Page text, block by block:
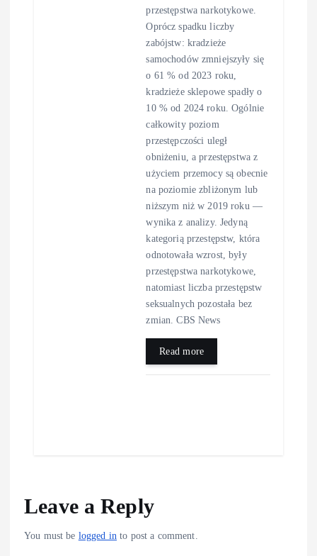
przestępstwa narkotykowe.
Oprócz spadku liczby
zabójstw: kradzieże
samochodów zmniejszyły się
o 61 % od 2023 roku,
kradzieże sklepowe spadły o
10 % od 2024 roku. Ogólnie
całkowity poziom
przestępczości uległ
obniżeniu, a przestępstwa z
użyciem przemocy są obecnie
na poziomie zbliżonym lub
niższym niż w 2019 roku —
wynika z analizy. Jedyną
kategorią przestępstw, która
odnotowała wzrost, były
przestępstwa narkotykowe,
natomiast liczba przestępstw
seksualnych pozostała bez
zmian. CBS News
Read more
Leave a Reply
You must be logged in to post a comment.